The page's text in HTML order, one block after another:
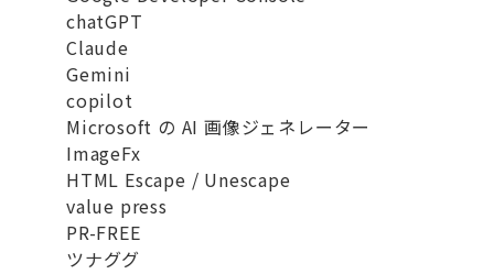
chatGPT
Claude
Gemini
copilot
Microsoft の AI 画像ジェネレーター
ImageFx
HTML Escape / Unescape
value press
PR-FREE
ツナググ